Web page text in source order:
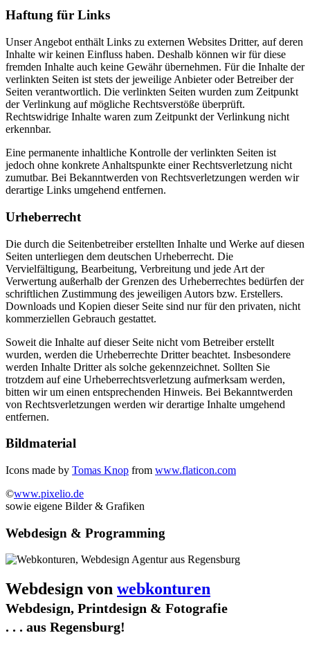
Haftung für Links
Unser Angebot enthält Links zu externen Websites Dritter, auf deren
Inhalte wir keinen Einfluss haben. Deshalb können wir für diese
fremden Inhalte auch keine Gewähr übernehmen. Für die Inhalte der
verlinkten Seiten ist stets der jeweilige Anbieter oder Betreiber der
Seiten verantwortlich. Die verlinkten Seiten wurden zum Zeitpunkt
der Verlinkung auf mögliche Rechtsverstöße überprüft.
Rechtswidrige Inhalte waren zum Zeitpunkt der Verlinkung nicht
erkennbar.
Eine permanente inhaltliche Kontrolle der verlinkten Seiten ist
jedoch ohne konkrete Anhaltspunkte einer Rechtsverletzung nicht
zumutbar. Bei Bekanntwerden von Rechtsverletzungen werden wir
derartige Links umgehend entfernen.
Urheberrecht
Die durch die Seitenbetreiber erstellten Inhalte und Werke auf diesen
Seiten unterliegen dem deutschen Urheberrecht. Die
Vervielfältigung, Bearbeitung, Verbreitung und jede Art der
Verwertung außerhalb der Grenzen des Urheberrechtes bedürfen der
schriftlichen Zustimmung des jeweiligen Autors bzw. Erstellers.
Downloads und Kopien dieser Seite sind nur für den privaten, nicht
kommerziellen Gebrauch gestattet.
Soweit die Inhalte auf dieser Seite nicht vom Betreiber erstellt
wurden, werden die Urheberrechte Dritter beachtet. Insbesondere
werden Inhalte Dritter als solche gekennzeichnet. Sollten Sie
trotzdem auf eine Urheberrechtsverletzung aufmerksam werden,
bitten wir um einen entsprechenden Hinweis. Bei Bekanntwerden
von Rechtsverletzungen werden wir derartige Inhalte umgehend
entfernen.
Bildmaterial
Icons made by Tomas Knop from www.flaticon.com
©www.pixelio.de
sowie eigene Bilder & Grafiken
Webdesign & Programming
Webdesign von webkonturen
Webdesign, Printdesign & Fotografie
. . . aus Regensburg!